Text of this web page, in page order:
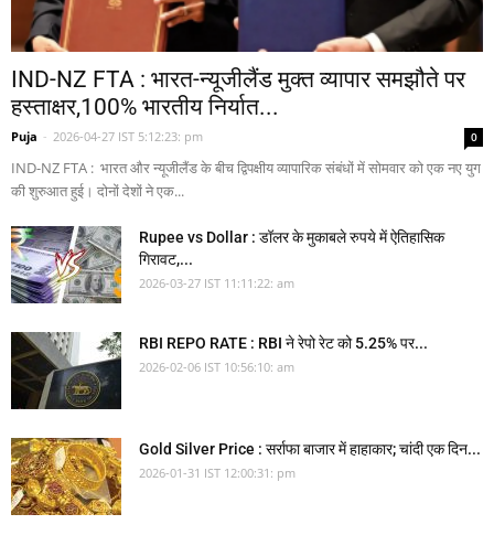
IND-NZ FTA : भारत-न्यूजीलैंड मुक्त व्यापार समझौते पर
हस्ताक्षर,100% भारतीय निर्यात...
Puja - 2026-04-27 IST 5:12:23: pm 0
IND-NZ FTA : भारत और न्यूजीलैंड के बीच द्विपक्षीय व्यापारिक संबंधों में सोमवार को एक नए युग
की शुरुआत हुई। दोनों देशों ने एक...
Rupee vs Dollar : डॉलर के मुकाबले रुपये में ऐतिहासिक
गिरावट,...
2026-03-27 IST 11:11:22: am
RBI REPO RATE : RBI ने रेपो रेट को 5.25% पर...
2026-02-06 IST 10:56:10: am
Gold Silver Price : सर्राफा बाजार में हाहाकार; चांदी एक दिन...
2026-01-31 IST 12:00:31: pm